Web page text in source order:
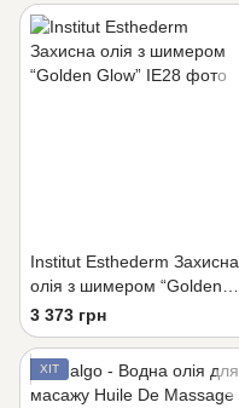
Institut Esthederm Захисна
олія з шимером “Golden
Glow”
3 373 грн
ХІТ